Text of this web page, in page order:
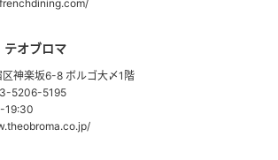
オブロマ
神楽坂6-8 ボルゴ大〆1階
5206-5195
19:30